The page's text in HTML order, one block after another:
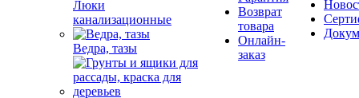
Люки
канализационные
Ведра, тазы
Возврат
товара
Онлайн-
заказ